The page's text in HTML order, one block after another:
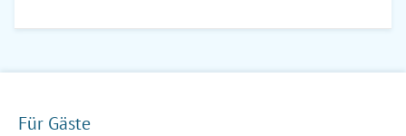
Für Gäste